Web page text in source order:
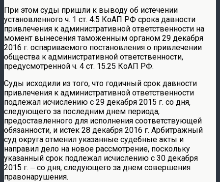
При этом суды пришли к выводу об истечении
установленного ч. 1 ст. 4.5 КоАП РФ срока давности
привлечения к административной ответственности на
момент вынесения таможенным органом 29 декабря
2016 г. оспариваемого постановления о привлечении
общества к административной ответственности,
предусмотренной ч. 4 ст. 15.25 КоАП РФ.
Суды исходили из того, что годичный срок давности
привлечения к административной ответственности
подлежал исчислению с 29 декабря 2015 г. со дня,
следующего за последним днем периода,
предоставленного для исполнения соответствующей
обязанности, и истек 28 декабря 2016 г. Арбитражный
суд округа отменил указанные судебные акты и
направил дело на новое рассмотрение, поскольку
указанный срок подлежал исчислению с 30 декабря
2015 г. ‒ со дня, следующего за днем совершения
правонарушения.